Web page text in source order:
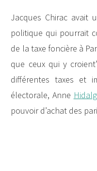
Jacques Chirac avait
politique qui pourrait
de la taxe foncière à
que ceux qui y
différentes taxes et
électorale, Anne
pouvoir d’achat des